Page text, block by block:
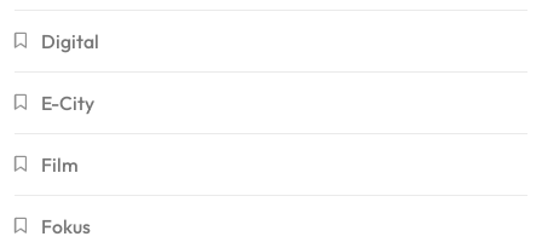
Digital
E-City
Film
Fokus